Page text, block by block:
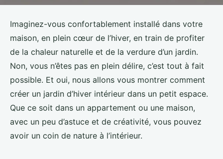
Imaginez-vous confortablement installé dans votre
maison, en plein cœur de l’hiver, en train de profiter
de la chaleur naturelle et de la verdure d’un jardin.
Non, vous n’êtes pas en plein délire, c’est tout à fait
possible. Et oui, nous allons vous montrer comment
créer un jardin d’hiver intérieur dans un petit espace.
Que ce soit dans un appartement ou une maison,
avec un peu d’astuce et de créativité, vous pouvez
avoir un coin de nature à l’intérieur.